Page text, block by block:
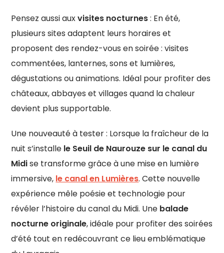
Pensez aussi auxvisites nocturnes: En été,
plusieurs sites adaptent leurs horaires et
proposent des rendez-vous en soirée : visites
commentées, lanternes, sons et lumières,
dégustations ou animations. Idéal pour profiter des
châteaux, abbayes et villages quand la chaleur
devient plus supportable.
Une nouveauté à tester : Lorsque la fraîcheur de la
nuit s’installe le Seuil de Naurouze sur le canal du
Midise transforme grâce à une mise en lumière
immersive, le canal en Lumières. Cette nouvelle
expérience mêle poésie et technologie pour
révéler l’histoire du canal du Midi. Une balade
nocturne originale, idéale pour profiter des soirées
d’été tout en redécouvrant ce lieu emblématique